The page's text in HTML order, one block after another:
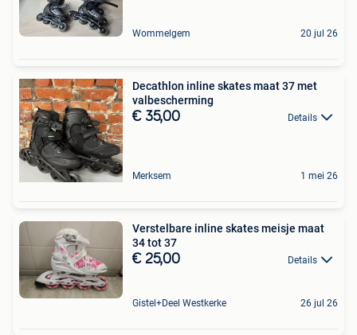
Wommelgem 20 jul 26
Decathlon inline skates maat 37 met
valbescherming
€ 35,00 Details
Merksem 1 mei 26
Verstelbare inline skates meisje maat
34 tot 37
€ 25,00 Details
Gistel+Deel Westkerke 26 jul 26